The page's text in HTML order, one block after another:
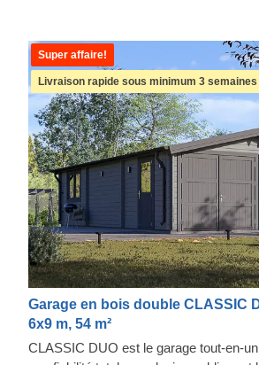
Super affaire!
Livraison rapide sous minimum 3 semaines
Garage en bois double CLASSIC
6x9 m, 54 m²
CLASSIC DUO est le garage tout-en-